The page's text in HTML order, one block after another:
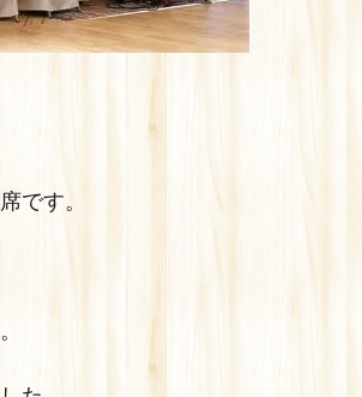
です。